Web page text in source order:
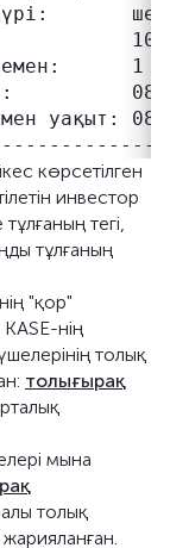
1
мен уақыт:
көрсетілген
инвестор
тегі,
тұлғаның
"қор"
нің
толық
толығырақ
мына
толық